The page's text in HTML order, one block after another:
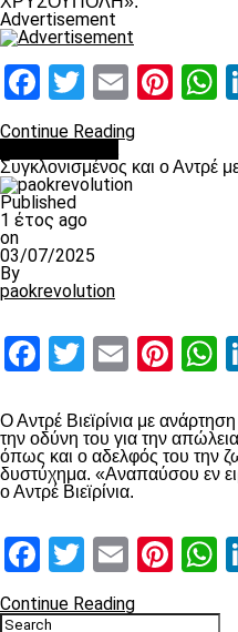
Advertisement
Facebook
Twitter
Email
Continue Reading
Συγκλονισμένος και ο Αντρέ
Published
1 έτος ago
on
03/07/2025
By
paokrevolution
Facebook
Twitter
Email
Ο Αντρέ Βιεϊρίνια με
την οδύνη του για την
όπως και ο αδελφός του την
δυστύχημα. «Αναπαύσου εν
ο Αντρέ Βιεϊρίνια.
Facebook
Twitter
Email
Continue Reading